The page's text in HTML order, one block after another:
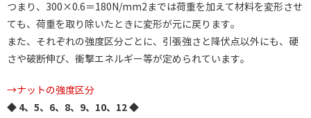
つまり、300×0.6＝180N/mm2までは荷重を加えて材料を変形させ
ても、荷重を取り除いたときに変形が元に戻ります。
また、それぞれの強度区分ごとに、引張強さと降伏点以外にも、硬
さや破断伸び、衝撃エネルギー等が定められています。
→ナットの強度区分
◆ 4、5、6、8、9、10、12 ◆